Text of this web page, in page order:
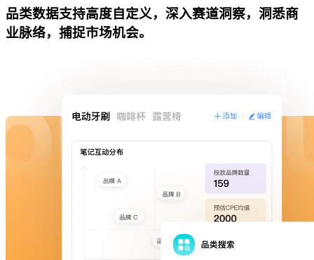
品类数据支持高度自定义，深入赛道洞察，洞悉商
业脉络，捕捉市场机会。